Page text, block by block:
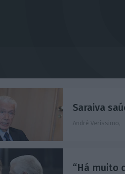
Saraiva
André Veríssimo,
“Há muito